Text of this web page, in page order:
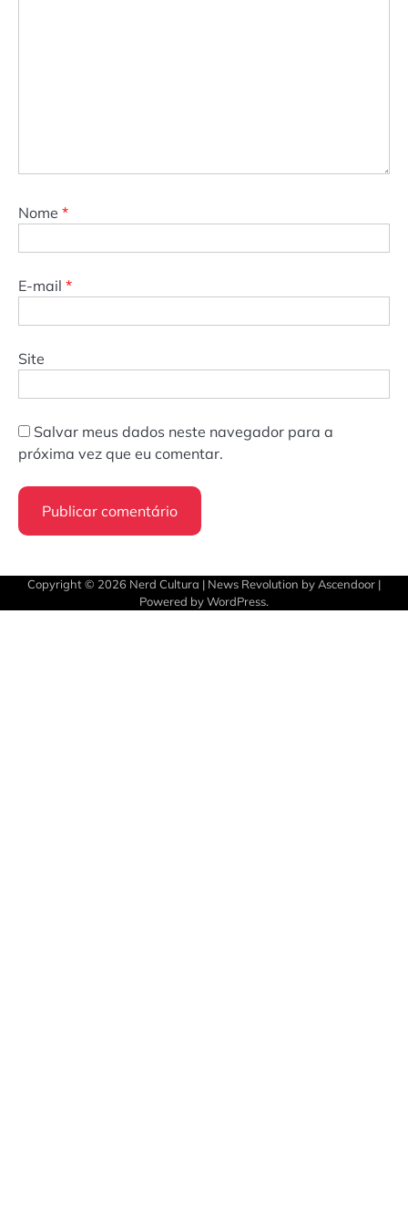
Nome *
E-mail *
Site
Salvar meus dados neste navegador para a
próxima vez que eu comentar.
Copyright © 2026 Nerd Cultura | News Revolution byAscendoor |
Powered byWordPress.